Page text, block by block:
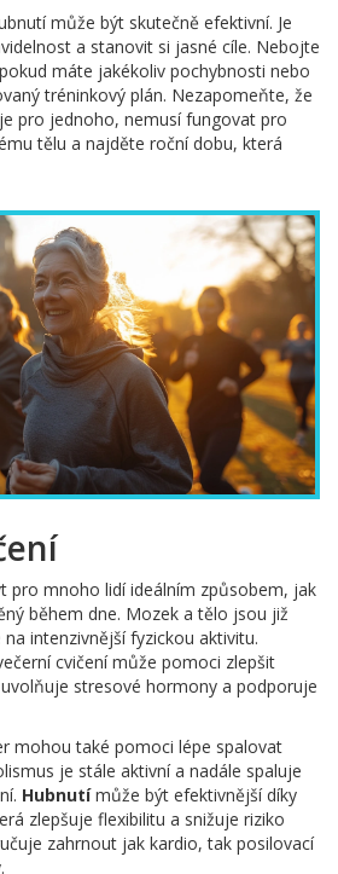
může být skutečně efektivní. Je
a stanovit si jasné cíle. Nebojte
máte jakékoliv pochybnosti nebo
tréninkový plán. Nezapomeňte, že
pro jednoho, nemusí fungovat pro
tělu a najděte roční dobu, která
pro mnoho lidí ideálním způsobem, jak
během dne. Mozek a tělo jsou již
intenzivnější fyzickou aktivitu.
cvičení může pomoci zlepšit
stresové hormony a podporuje
mohou také pomoci lépe spalovat
je stále aktivní a nadále spaluje
Hubnutímůže být efektivnější díky
zlepšuje flexibilitu a snižuje riziko
zahrnout jak kardio, tak posilovací